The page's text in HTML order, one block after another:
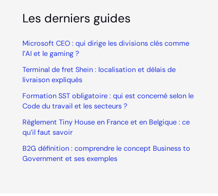
Les derniers guides
Microsoft CEO : qui dirige les divisions clés comme
l’AI et le gaming ?
Terminal de fret Shein : localisation et délais de
livraison expliqués
Formation SST obligatoire : qui est concerné selon le
Code du travail et les secteurs ?
Règlement Tiny House en France et en Belgique : ce
qu’il faut savoir
B2G définition : comprendre le concept Business to
Government et ses exemples